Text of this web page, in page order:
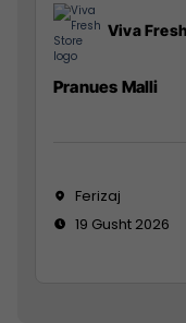
Viva
Pranues Malli
Ferizaj
19 Gusht 2026